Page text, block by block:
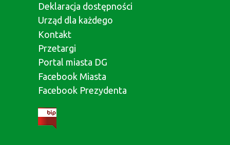
Deklaracja dostępności
Urząd dla każdego
Kontakt
Przetargi
Portal miasta DG
Facebook Miasta
Facebook Prezydenta